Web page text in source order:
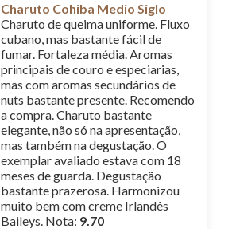
Charuto Cohiba Medio Siglo
Charuto de queima uniforme. Fluxo
cubano, mas bastante fácil de
fumar. Fortaleza média. Aromas
principais de couro e especiarias,
mas com aromas secundários de
nuts bastante presente. Recomendo
a compra. Charuto bastante
elegante, não só na apresentação,
mas também na degustação. O
exemplar avaliado estava com 18
meses de guarda. Degustação
bastante prazerosa. Harmonizou
muito bem com creme Irlandês
Baileys. Nota: 9.70